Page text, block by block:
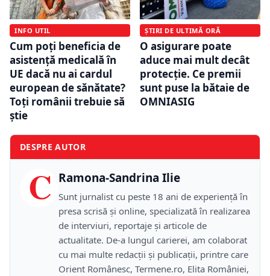
INFO UTIL
Cum poți beneficia de
asistență medicală în
UE dacă nu ai cardul
european de sănătate?
Toți românii trebuie să
știe
ȘTIRI DE ULTIMĂ ORĂ
O asigurare poate
aduce mai mult decât
protecție. Ce premii
sunt puse la bătaie de
OMNIASIG
DESPRE AUTOR
C Ramona-Sandrina Ilie
Sunt jurnalist cu peste 18 ani de experiență în
presa scrisă și online, specializată în realizarea
de interviuri, reportaje și articole de
actualitate. De-a lungul carierei, am colaborat
cu mai multe redacții și publicații, printre care
Orient Românesc, Termene.ro, Elita României,